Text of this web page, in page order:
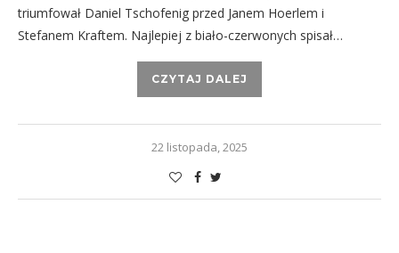
triumfował Daniel Tschofenig przed Janem Hoerlem i
Stefanem Kraftem. Najlepiej z biało-czerwonych spisał…
CZYTAJ DALEJ
22 listopada, 2025